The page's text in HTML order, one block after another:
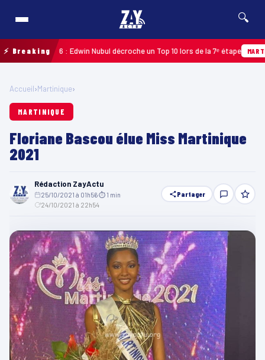
🔍
⚡ Breaking
2026 : Edwin Nubul décroche un Top 10 lors de la 7ᵉ étape MARTINIQUE
Accueil›Martinique›
MARTINIQUE
Floriane Bascou élue Miss Martinique
2021
Rédaction ZayActu
25/10/2021 à 01h56⏱ 1 min
24/10/2021 à 22h54
Partager